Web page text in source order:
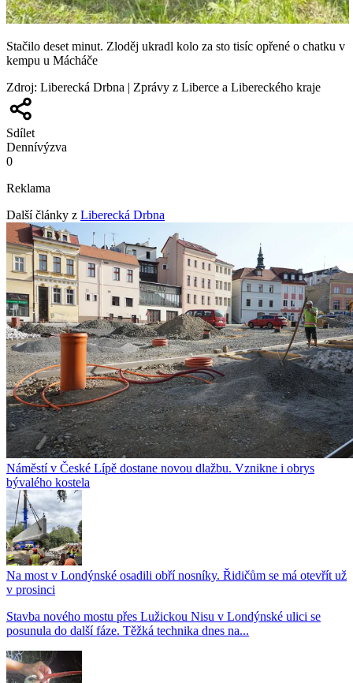
Stačilo deset minut. Zloděj ukradl kolo za sto tisíc opřené o chatku v
kempu u Mácháče
Zdroj: Liberecká Drbna | Zprávy z Liberce a Libereckého kraje
Sdílet
Dennívýzva
0
Reklama
Další články z Liberecká Drbna
Náměstí v České Lípě dostane novou dlažbu. Vznikne i obrys
bývalého kostela
Na most v Londýnské osadili obří nosníky. Řidičům se má otevřít už
v prosinci
Stavba nového mostu přes Lužickou Nisu v Londýnské ulici se
posunula do další fáze. Těžká technika dnes na...